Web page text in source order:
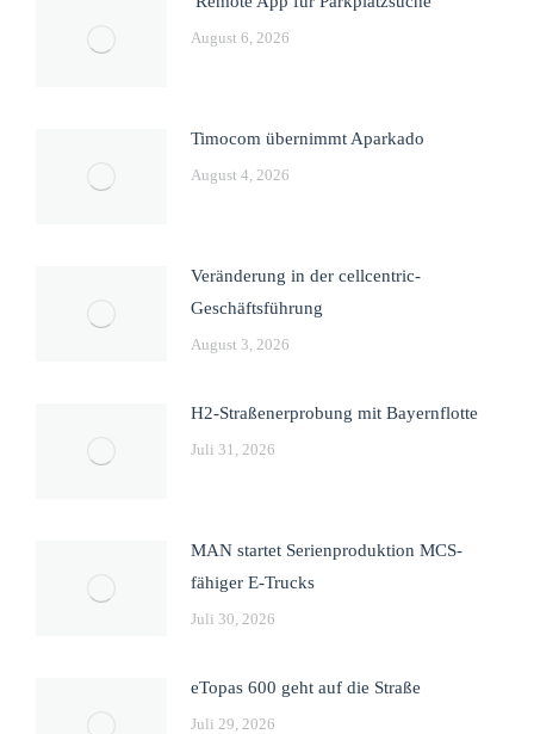
August 6, 2026
Timocom übernimmt Aparkado
August 4, 2026
Veränderung in der cellcentric-
Geschäftsführung
August 3, 2026
H2-Straßenerprobung mit Bayernflotte
Juli 31, 2026
MAN startet Serienproduktion MCS-
fähiger E-Trucks
Juli 30, 2026
eTopas 600 geht auf die Straße
Juli 29, 2026